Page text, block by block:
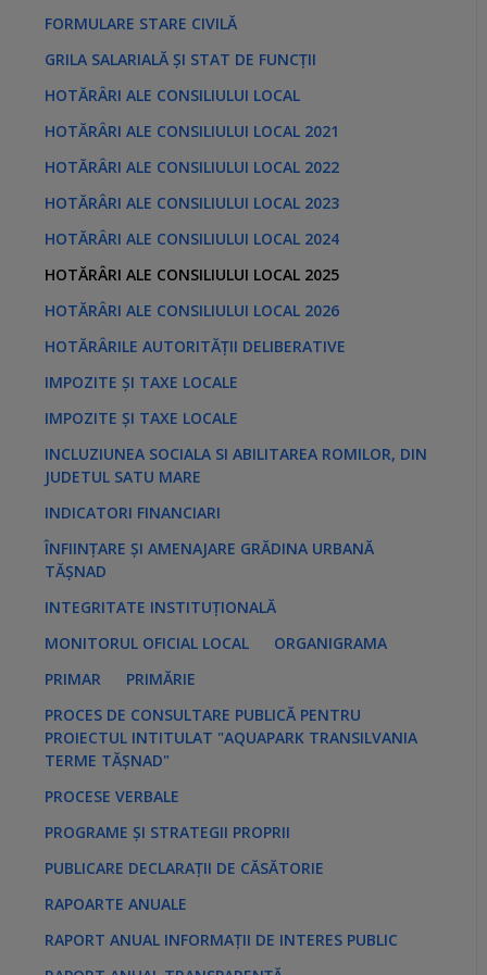
FORMULARE STARE CIVILĂ
GRILA SALARIALĂ ȘI STAT DE FUNCȚII
HOTĂRÂRI ALE CONSILIULUI LOCAL
HOTĂRÂRI ALE CONSILIULUI LOCAL 2021
HOTĂRÂRI ALE CONSILIULUI LOCAL 2022
HOTĂRÂRI ALE CONSILIULUI LOCAL 2023
HOTĂRÂRI ALE CONSILIULUI LOCAL 2024
HOTĂRÂRI ALE CONSILIULUI LOCAL 2025
HOTĂRÂRI ALE CONSILIULUI LOCAL 2026
HOTĂRÂRILE AUTORITĂȚII DELIBERATIVE
IMPOZITE ȘI TAXE LOCALE
IMPOZITE ȘI TAXE LOCALE
INCLUZIUNEA SOCIALA SI ABILITAREA ROMILOR, DIN
JUDETUL SATU MARE
INDICATORI FINANCIARI
ÎNFIINȚARE ȘI AMENAJARE GRĂDINA URBANĂ
TĂȘNAD
INTEGRITATE INSTITUȚIONALĂ
MONITORUL OFICIAL LOCAL
ORGANIGRAMA
PRIMAR
PRIMĂRIE
PROCES DE CONSULTARE PUBLICĂ PENTRU
PROIECTUL INTITULAT "AQUAPARK TRANSILVANIA
TERME TĂȘNAD"
PROCESE VERBALE
PROGRAME ȘI STRATEGII PROPRII
PUBLICARE DECLARAȚII DE CĂSĂTORIE
RAPOARTE ANUALE
RAPORT ANUAL INFORMAȚII DE INTERES PUBLIC